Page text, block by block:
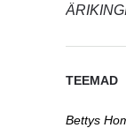
TEEMAD
Bettys